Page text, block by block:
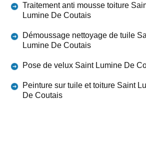
Traitement anti mousse toiture
Lumine De Coutais
Démoussage nettoyage de tuile
Lumine De Coutais
Pose de velux Saint Lumine De
Peinture sur tuile et toiture Saint
De Coutais